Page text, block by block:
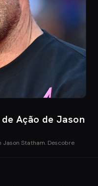
Ação de Jason
Statham. Descobre